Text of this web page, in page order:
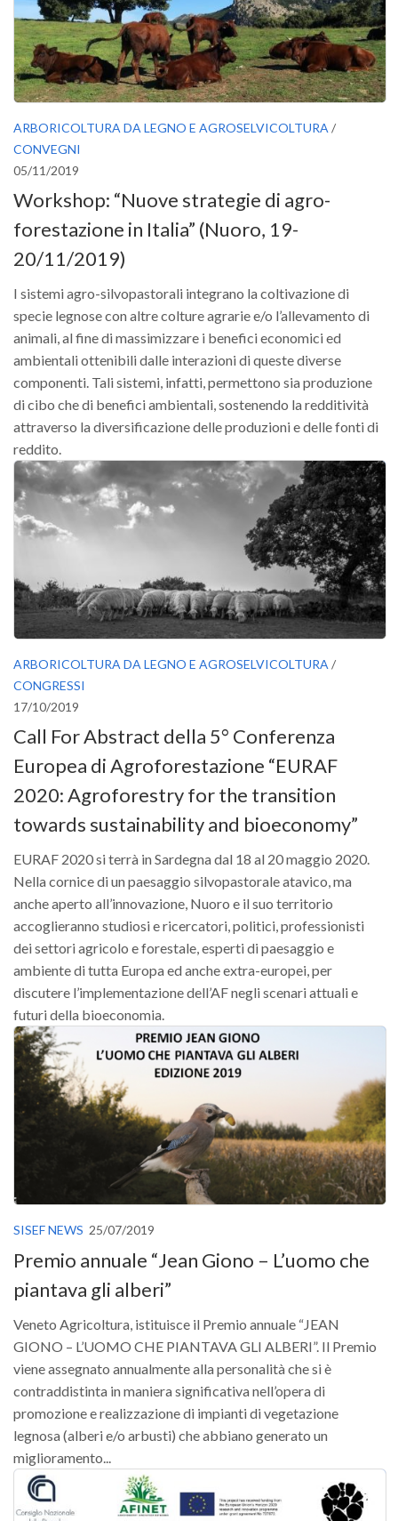
ARBORICOLTURA DA LEGNO E AGROSELVICOLTURA /
CONVEGNI
05/11/2019
Workshop: “Nuove strategie di agro-
forestazione in Italia” (Nuoro, 19-
20/11/2019)
I sistemi agro-silvopastorali integrano la coltivazione di
specie legnose con altre colture agrarie e/o l’allevamento di
animali, al fine di massimizzare i benefici economici ed
ambientali ottenibili dalle interazioni di queste diverse
componenti. Tali sistemi, infatti, permettono sia produzione
di cibo che di benefici ambientali, sostenendo la redditività
attraverso la diversificazione delle produzioni e delle fonti di
reddito.
ARBORICOLTURA DA LEGNO E AGROSELVICOLTURA /
CONGRESSI
17/10/2019
Call For Abstract della 5° Conferenza
Europea di Agroforestazione “EURAF
2020: Agroforestry for the transition
towards sustainability and bioeconomy”
EURAF 2020 si terrà in Sardegna dal 18 al 20 maggio 2020.
Nella cornice di un paesaggio silvopastorale atavico, ma
anche aperto all’innovazione, Nuoro e il suo territorio
accoglieranno studiosi e ricercatori, politici, professionisti
dei settori agricolo e forestale, esperti di paesaggio e
ambiente di tutta Europa ed anche extra-europei, per
discutere l’implementazione dell’AF negli scenari attuali e
futuri della bioeconomia.
SISEF NEWS 25/07/2019
Premio annuale “Jean Giono – L’uomo che
piantava gli alberi”
Veneto Agricoltura, istituisce il Premio annuale “JEAN
GIONO – L’UOMO CHE PIANTAVA GLI ALBERI”. Il Premio
viene assegnato annualmente alla personalità che si è
contraddistinta in maniera significativa nell’opera di
promozione e realizzazione di impianti di vegetazione
legnosa (alberi e/o arbusti) che abbiano generato un
miglioramento...